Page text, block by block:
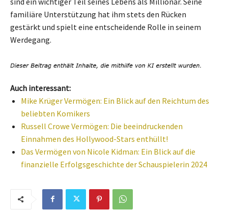
familiäre Unterstützung hat ihm stets den Rücken
gestärkt und spielt eine entscheidende Rolle in seinem
Werdegang.
Auch interessant:
Mike Krüger Vermögen: Ein Blick auf den Reichtum des
beliebten Komikers
Russell Crowe Vermögen: Die beeindruckenden
Einnahmen des Hollywood-Stars enthüllt!
Das Vermögen von Nicole Kidman: Ein Blick auf die
finanzielle Erfolgsgeschichte der Schauspielerin 2024